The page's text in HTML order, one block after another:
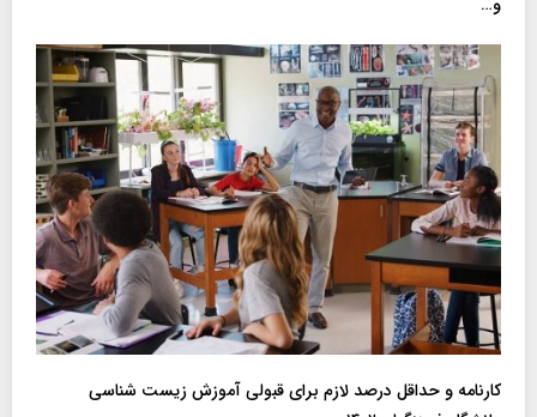
کارنامه و حداقل درصد لازم برای قبولی آموزش زیست شناسی